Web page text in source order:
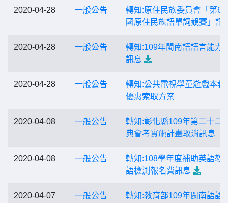
2020-04-28 一般公告
轉知:原住民族委員會「第6
國原住民族語單詞競賽」訊
2020-04-28 一般公告
轉知:109年閩南語語言能力
訊息
2020-04-28 一般公告
轉知:公共電視學童遊戲本教
優惠索取方案
2020-04-08 一般公告
轉知:彰化縣109年第二十二
典會考實施計畫取消訊息
2020-04-08 一般公告
轉知:108學年度補助英語教
語檢測報名費訊息
2020-04-07 一般公告
轉知:教育部109年閩南語語